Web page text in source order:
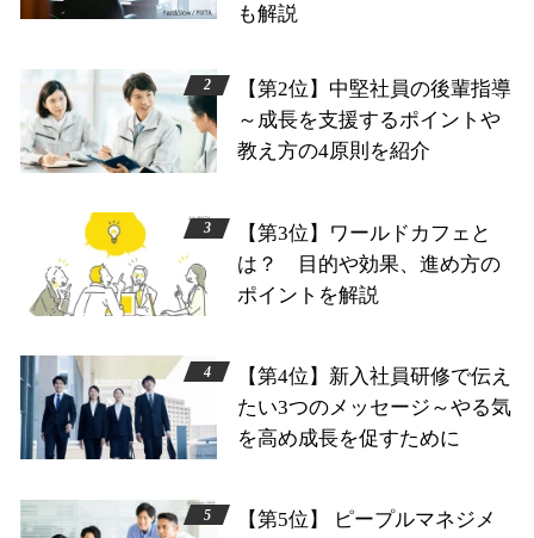
も解説
【第2位】中堅社員の後輩指導
～成長を支援するポイントや
教え方の4原則を紹介
【第3位】ワールドカフェと
は？ 目的や効果、進め方の
ポイントを解説
【第4位】新入社員研修で伝え
たい3つのメッセージ～やる気
を高め成長を促すために
【第5位】 ピープルマネジメ